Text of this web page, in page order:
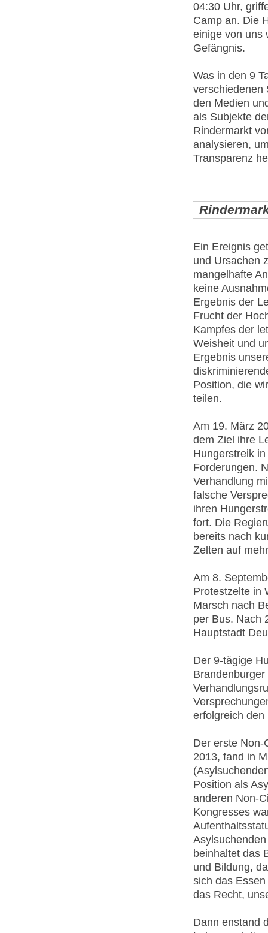
04:30 Uhr,
Camp an. Die
einige von uns
Gefängnis.
Was in den 9
verschiedenen
den Medien
als Subjekte
Rindermarkt
analysieren,
Transparenz
Ein Ereignis
und Ursachen
mangelhafte
keine
Ergebnis der
Frucht der
Kampfes der
Weisheit und
Ergebnis
Position, die
teilen.
Am 19. März
dem Ziel ihre
Hungerstreik
Forderungen.
Verhandlung
falsche
ihren
fort. Die
bereits nach
Zelten auf
Am 8.
Protestzelte in
Marsch nach
per Bus. Nach
Hauptstadt
Der 9-tägige
erfolgreich den
Der erste Non-
2013, fand in
Position als
anderen Non-
Kongresses
beinhaltet das
und Bildung,
sich das
das Recht,
Dann enstand